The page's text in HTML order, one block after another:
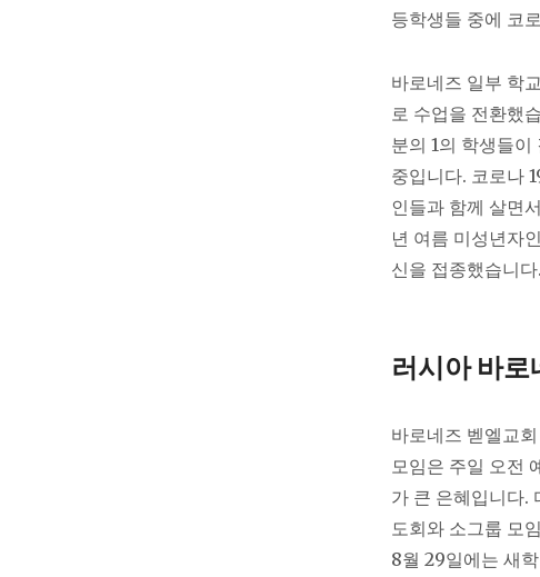
등학생들 중에 코
바로네즈 일부 학
로 수업을 전환했
분의 1의 학생들
중입니다. 코로나
인들과 함께 살면
년 여름 미성년자
신을 접종했습니
러시아 바로
바로네즈 벧엘교
모임은 주일 오전
가 큰 은혜입니다.
도회와 소그룹 모
8월 29일에는 새